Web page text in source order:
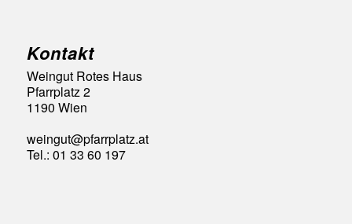
Kontakt
Weingut Rotes Haus
Pfarrplatz 2
1190 Wien
weingut@pfarrplatz.at
Tel.: 01 33 60 197